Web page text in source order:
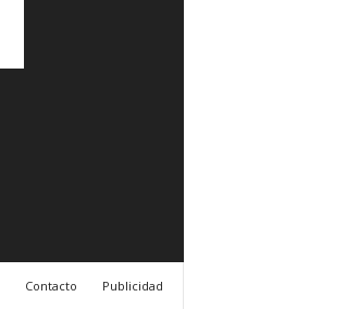
Contacto Publicidad